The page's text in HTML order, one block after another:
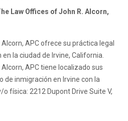
Law Offices of John R. Alcorn,
APC ofrece su práctica legal
la ciudad de Irvine, California.
APC tiene localizado sus
de inmigración en Irvine con la
física: 2212 Dupont Drive Suite V,